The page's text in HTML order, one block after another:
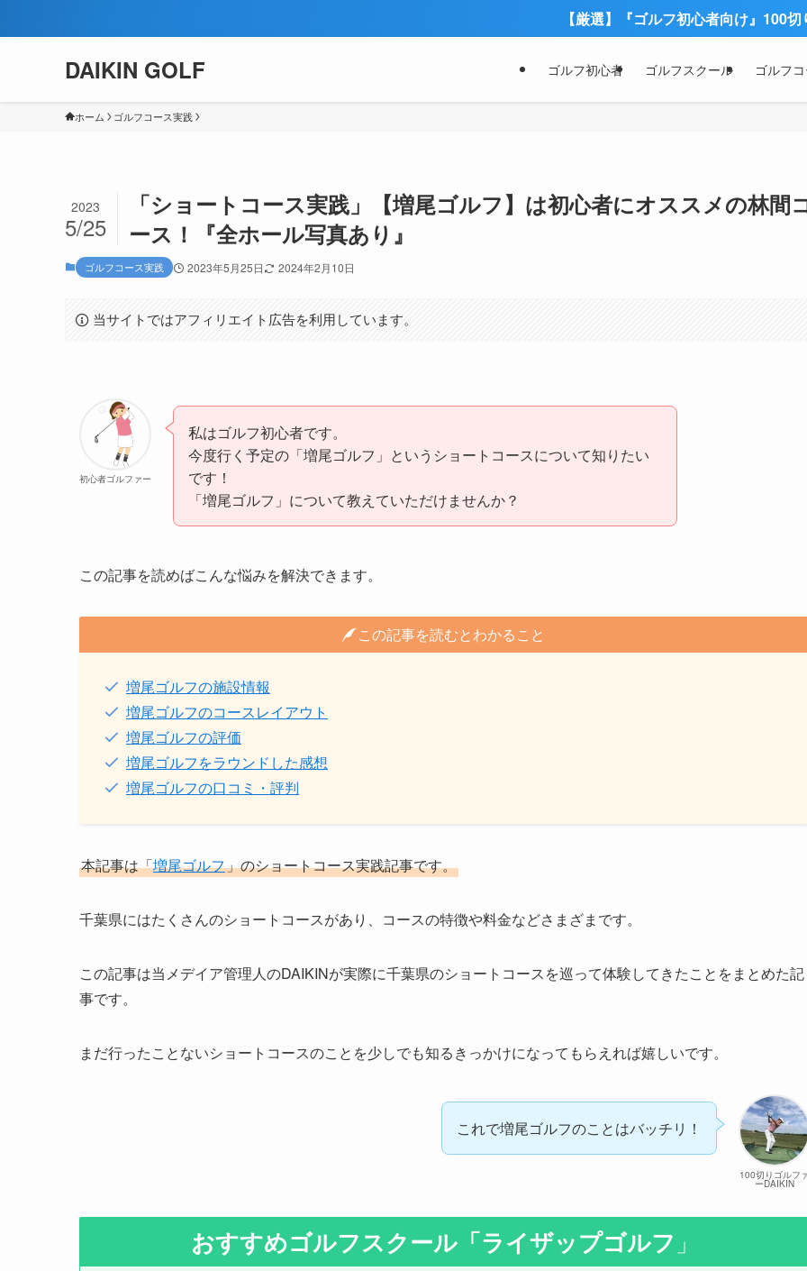
【厳選】『ゴルフ初心者向け』100切りにオススメの
DAIKIN GOLF ゴルフ初心者 ゴルフスクール ゴルフ
ホーム ゴルフコース実践
「ショートコース実践」【増尾ゴルフ】は初心者にオススメの林間
ース！『全ホール写真あり』
2023
5/25
ゴルフコース実践 2023年5月25日 2024年2月10日
当サイトではアフィリエイト広告を利用しています。
初心者ゴルファー
私はゴルフ初心者です。
今度行く予定の「増尾ゴルフ」というショートコースについて知りたい
です！
「増尾ゴルフ」について教えていただけませんか？
この記事を読めばこんな悩みを解決できます。
この記事を読むとわかること
増尾ゴルフの施設情報
増尾ゴルフのコースレイアウト
増尾ゴルフの評価
増尾ゴルフをラウンドした感想
増尾ゴルフの口コミ・評判
本記事は「増尾ゴルフ」のショートコース実践記事です。
千葉県にはたくさんのショートコースがあり、コースの特徴や料金などさまざまです。
この記事は当メデイア管理人のDAIKINが実際に千葉県のショートコースを巡って体験してきたことをまとめた記
事です。
まだ行ったことないショートコースのことを少しでも知るきっかけになってもらえれば嬉しいです。
100切りゴルフ
ーDAIKIN
これで増尾ゴルフのことはバッチリ！
おすすめゴルフスクール 「ライザップゴルフ 」